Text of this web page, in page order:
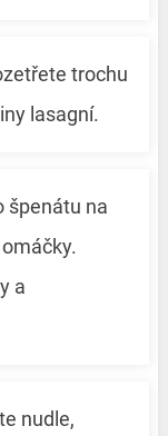
trochu
lasagní.
špenátu na
a
nudle,